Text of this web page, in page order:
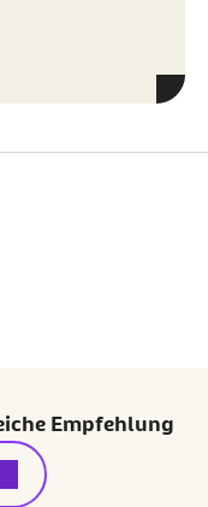
Empfehlung